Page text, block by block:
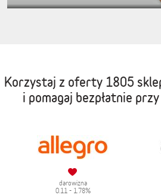
Korzystaj z oferty 1805
i pomagaj bezpłatnie
darowizna
0.11 - 1.78%